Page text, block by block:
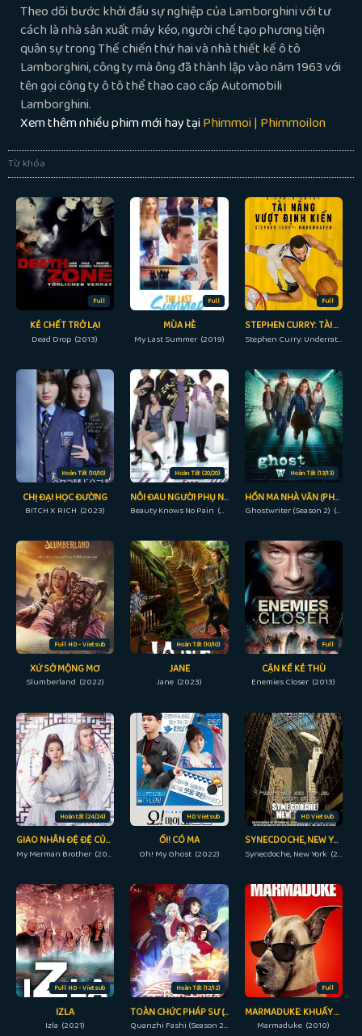
Theo dõi bước khởi đầu sự nghiệp của Lamborghini với tư
cách là nhà sản xuất máy kéo, người chế tạo phương tiện
quân sự trong Thế chiến thứ hai và nhà thiết kế ô tô
Lamborghini, công ty mà ông đã thành lập vào năm 1963 với
tên gọi công ty ô tô thể thao cao cấp Automobili
Lamborghini.
Xem thêm nhiều phim mới hay tạiPhimmoi | Phimmoilon
Từ khóa
Full
KẺ CHẾT TRỞ LẠI
Dead Drop (2013)
Full
MÙA HÈ
My Last Summer (2019)
Full
STEPHEN CURRY: TÀI NĂNG VƯỢT ĐỊNH KIẾN
Stephen Curry: Underrated (2023)
Hoàn Tất (10/10)
CHỊ ĐẠI HỌC ĐƯỜNG
BITCH X RICH (2023)
Hoàn Tất (20/20)
NỖI ĐAU NGƯỜI PHỤ NỮ
Beauty Knows No Pain (2010)
Hoàn Tất (13/13)
HỒN MA NHÀ VĂN (PHẦN 2)
Ghostwriter (Season 2) (2020)
Full HD - Vietsub
XỨ SỞ MỘNG MƠ
Slumberland (2022)
Hoàn Tất (10/10)
JANE
Jane (2023)
Full
CẬN KỀ KẺ THÙ
Enemies Closer (2013)
Hoàn tất (24/24)
GIAO NHÂN ĐỆ ĐỆ CỦA TA
My Merman Brother (2023)
HD Vietsub
ỐI! CÓ MA
Oh! My Ghost (2022)
HD Vietsub
SYNECDOCHE, NEW YORK
Synecdoche, New York (2008)
Full HD - Vietsub
IZLA
Izla (2021)
Hoàn Tất (12/12)
TOÀN CHỨC PHÁP SƯ (PHẦN 2)
Quanzhi Fashi (Season 2) (2017)
Full
MARMADUKE: KHUẤY ĐỘNG MÙA HÈ
Marmaduke (2010)